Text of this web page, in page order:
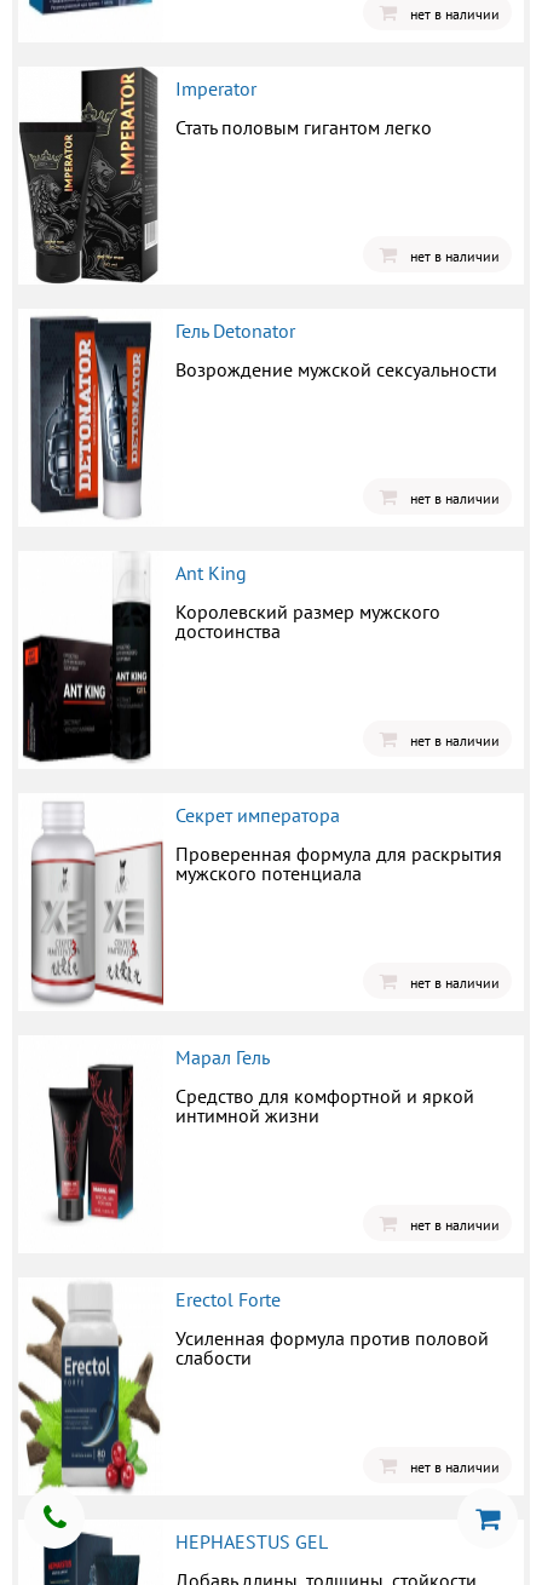
нет в наличии
Imperator
Стать половым гигантом легко
нет в наличии
Гель Detonator
Возрождение мужской сексуальности
нет в наличии
Ant King
Королевский размер мужского
достоинства
нет в наличии
Секрет императора
Проверенная формула для раскрытия
мужского потенциала
нет в наличии
Марал Гель
Средство для комфортной и яркой
интимной жизни
нет в наличии
Erectol Forte
Усиленная формула против половой
слабости
нет в наличии
HEPHAESTUS GEL